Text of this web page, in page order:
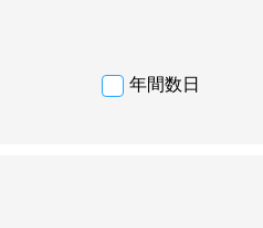
年間数日